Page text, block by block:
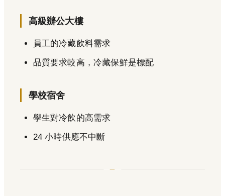
高級辦公大樓
員工的冷藏飲料需求
品質要求較高，冷藏保鮮是標配
學校宿舍
學生對冷飲的高需求
24 小時供應不中斷